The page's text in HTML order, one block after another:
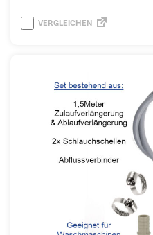
VERGLEICHEN